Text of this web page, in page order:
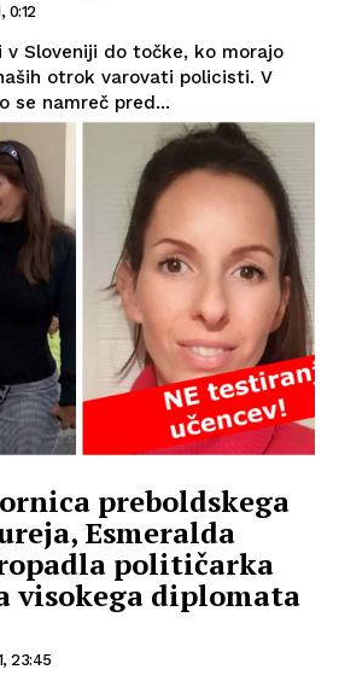
0:12
v Sloveniji do točke, ko morajo
otrok varovati policisti. V
se namreč pred...
preboldskega
Esmeralda
političarka
visokega diplomata
23:45